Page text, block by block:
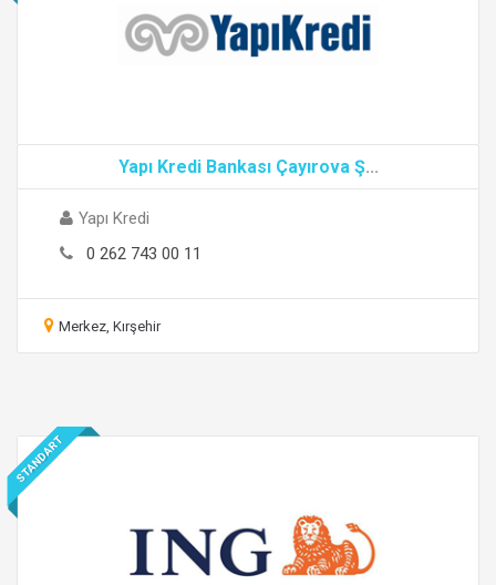
Yapı Kredi Bankası Çayırova Ş...
Yapı Kredi
0 262 743 00 11
Merkez, Kırşehir
STANDART